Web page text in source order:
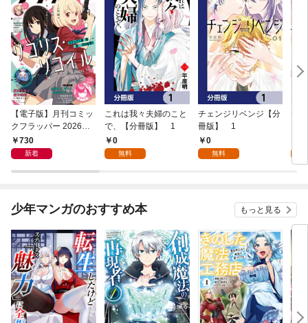
【電子版】月刊コミッ
クフラッパー 2026年9
月号730
新着
これは我々夫婦のこと
で、【分冊版】 1
0
無料
チェンジリベンジ【分
冊版】 1
0
無料
チ
少年マンガのおすすめ本 もっと見る